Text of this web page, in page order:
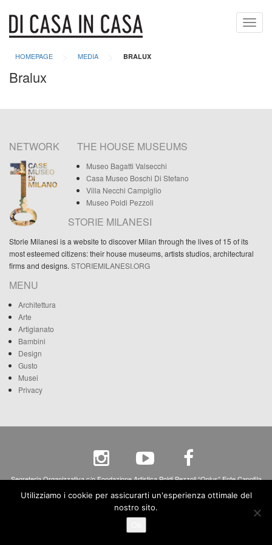
HOMEPAGE MEDIA BRALUX
Bralux
NETWORK THE HOUSE MUSEUMS
Museo Bagatti Valsecchi
Casa Museo Boschi Di Stefano
Villa Necchi Campiglio
Museo Poldi Pezzoli
STORIE MILANESI
Storie Milanesi is a website to discover Milan through the lives of 15 of its
most esteemed citizens: their house museums, artists studios, architectural
firms and designs. STORIEMILANESI.ORG
MENU
Architettura
Arte
Artigianato
Bambini
Design
Gusto
Musei
Privacy
Segreteria Organizzativa c/o Fondazione Artistica Poldi Pezzoli “Onlus” Ente Capofila
Utilizziamo i cookie per assicurarti un'esperienza ottimale del
nostro sito.